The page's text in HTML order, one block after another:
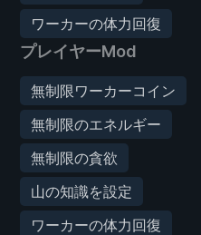
ワーカーの体力回復
プレイヤーMod
無制限ワーカーコイン
無制限のエネルギー
無制限の貪欲
山の知識を設定
ワーカーの体力回復